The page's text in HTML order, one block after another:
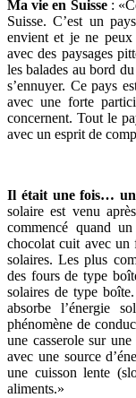
Ma vie en Suisse :
Suisse. C’est un
envient et je ne
avec des paysages
les balades au bord
s’ennuyer. Ce pays
avec une forte
concernent. Tout le
avec un esprit de
Il était une fois…
solaire est venu
commencé quand
chocolat cuit avec un
solaires. Les plus
des fours de type
solaires de type
absorbe l’énergie
phénomène de
une casserole sur
avec une source
une cuisson lente
aliments.»